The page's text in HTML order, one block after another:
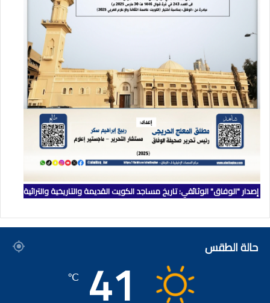
إصدار "الوفاق" الوثائقي: تاريخ مساجد الكويت القديمة والتاريخية والتراثية
حالة الطقس 41
℃